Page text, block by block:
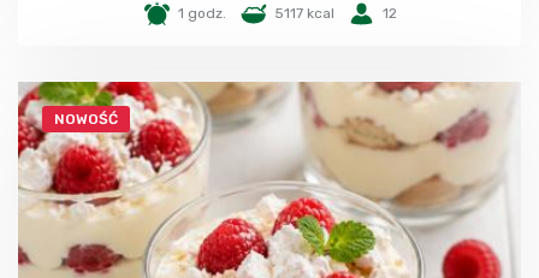
1 godz. 5117 kcal 12
NOWOŚĆ